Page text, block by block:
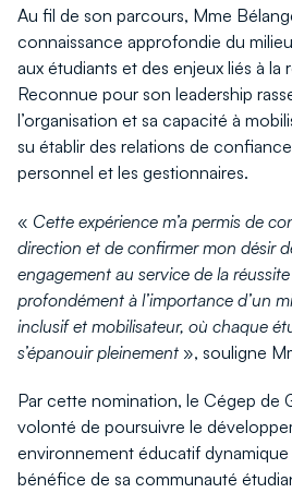
Au fil de son parcours, Mme
connaissance approfondie du
aux étudiants et des enjeux liés à la
Reconnue pour son leadership
l’organisation et sa capacité à
su établir des relations de
personnel et les gestionnaires.
« Cette expérience m’a permis de
direction et de confirmer mon désir
engagement au service de la
profondément à l’importance d’un
inclusif et mobilisateur, où chaque
s’épanouir pleinement », souligne
Par cette nomination, le Cégep de
volonté de poursuivre le
environnement éducatif dynamique
bénéfice de sa communauté